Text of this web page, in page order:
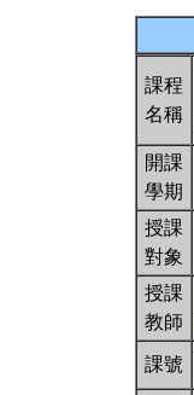
課程
名稱
開課
學期
授課
對象
授課
教師
課號